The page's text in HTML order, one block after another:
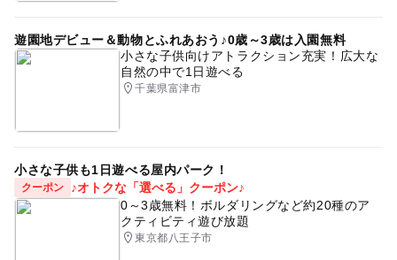
遊園地デビュー＆動物とふれあおう♪0歳～3歳は入園無料
小さな子供向けアトラクション充実！広大な
自然の中で1日遊べる
千葉県富津市
小さな子供も1日遊べる屋内パーク！
クーポン
♪オトクな「選べる」クーポン♪
0～3歳無料！ボルダリングなど約20種のア
クティビティ遊び放題
東京都八王子市